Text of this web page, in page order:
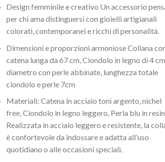
Design femminile e creativo Un accessorio
per chi ama distinguersi con gioielli artigianali
colorati, contemporanei e ricchi di personalità.
Dimensioni e proporzioni armoniose Collana
catena lunga da 67 cm, Ciondolo in legno di 4
diametro con perle abbinate, lunghezza totale
ciondolo e perle 7cm
Materiali: Catena in acciaio toni argento, nichel
free, Ciondolo in legno leggero, Perla blu in
Realizzata in acciaio leggero e resistente, la
è confortevole da indossare e adatta all’uso
quotidiano o alle occasioni speciali.